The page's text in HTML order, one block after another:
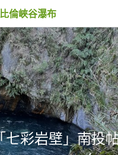
倫峽谷瀑布
七彩岩壁」南投